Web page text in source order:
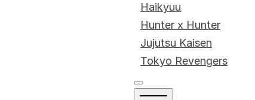
Haikyuu
Hunter x Hunter
Jujutsu Kaisen
Tokyo Revengers